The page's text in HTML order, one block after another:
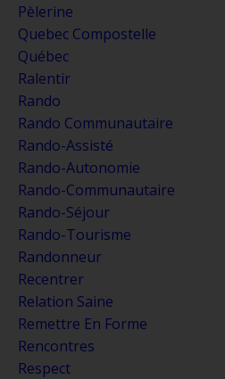
Pèlerine
Quebec Compostelle
Québec
Ralentir
Rando
Rando Communautaire
Rando-Assisté
Rando-Autonomie
Rando-Communautaire
Rando-Séjour
Rando-Tourisme
Randonneur
Recentrer
Relation Saine
Remettre En Forme
Rencontres
Respect